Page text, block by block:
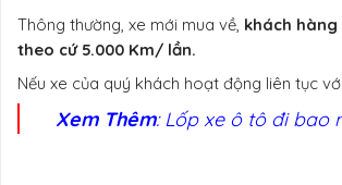
Thông thường, xe mới mua về, khách hàng
theo cứ 5.000 Km/ lần.
Nếu xe của quý khách hoạt động liên tục
Xem Thêm: Lốp xe ô tô đi bao